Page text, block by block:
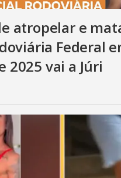
atropelar e
Federal
2025 vai a Júri